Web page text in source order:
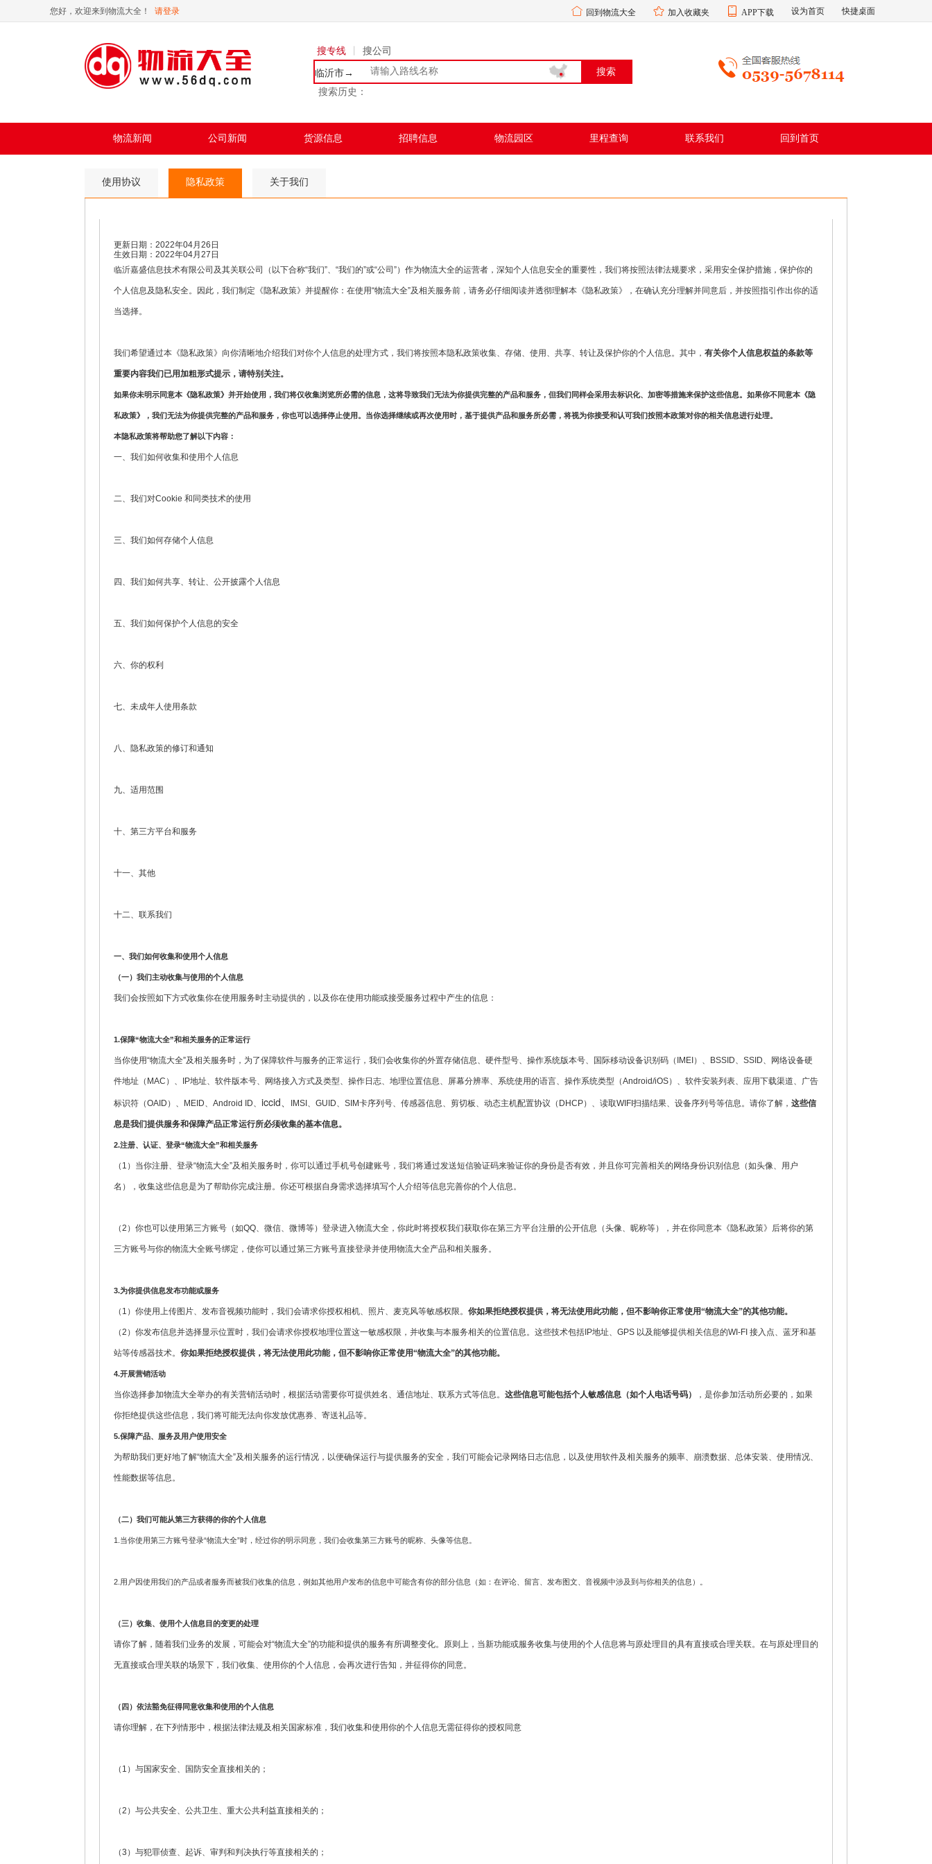
您好，欢迎来到物流大全！ 请登录 回到物流大全 加入收藏夹 APP下载 设为首页 快捷桌面
搜专线 搜公司
临沂市→
搜索历史：
物流新闻 公司新闻 货源信息 招聘信息 物流园区 里程查询 联系我们 回到首页
使用协议 隐私政策 关于我们
更新日期：2022年04月26日
生效日期：2022年04月27日
临沂嘉盛信息技术有限公司及其关联公司（以下合称“我们”、“我们的”或“公司”）作为物流大全的运营者，深知个人信息安全的重要性，我们将按照法律法规要求，采用安全保护措施，保护你的
个人信息及隐私安全。因此，我们制定《隐私政策》并提醒你：在使用“物流大全”及相关服务前，请务必仔细阅读并透彻理解本《隐私政策》，在确认充分理解并同意后，并按照指引作出你的适
当选择。
我们希望通过本《隐私政策》向你清晰地介绍我们对你个人信息的处理方式，我们将按照本隐私政策收集、存储、使用、共享、转让及保护你的个人信息。其中， 有关你个人信息权益的条款等
重要内容我们已用加粗形式提示，请特别关注。
如果你未明示同意本《隐私政策》并开始使用，我们将仅收集浏览所必需的信息，这将导致我们无法为你提供完整的产品和服务，但我们同样会采用去标识化、加密等措施来保护这些信息。如果你不同意本《隐
私政策》，我们无法为你提供完整的产品和服务，你也可以选择停止使用。当你选择继续或再次使用时，基于提供产品和服务所必需，将视为你接受和认可我们按照本政策对你的相关信息进行处理。
本隐私政策将帮助您了解以下内容：
一、我们如何收集和使用个人信息
二、我们对Cookie 和同类技术的使用
三、我们如何存储个人信息
四、我们如何共享、转让、公开披露个人信息
五、我们如何保护个人信息的安全
六、你的权利
七、未成年人使用条款
八、隐私政策的修订和通知
九、适用范围
十、第三方平台和服务
十一、其他
十二、联系我们
一、我们如何收集和使用个人信息
（一）我们主动收集与使用的个人信息
我们会按照如下方式收集你在使用服务时主动提供的，以及你在使用功能或接受服务过程中产生的信息：
1.保障“物流大全”和相关服务的正常运行
当你使用“物流大全”及相关服务时，为了保障软件与服务的正常运行，我们会收集你的外置存储信息、硬件型号、操作系统版本号、国际移动设备识别码（IMEI）、BSSID、SSID、网络设备硬
件地址（MAC）、IP地址、软件版本号、网络接入方式及类型、操作日志、地理位置信息、屏幕分辨率、系统使用的语言、操作系统类型（Android/iOS）、软件安装列表、应用下载渠道、广告
标识符（OAID）、MEID、Android ID、 iccid、 IMSI、GUID、SIM卡序列号、传感器信息、剪切板、动态主机配置协议（DHCP）、读取WIFI扫描结果、设备序列号等信息。请你了解， 这些信
息是我们提供服务和保障产品正常运行所必须收集的基本信息。
2.注册、认证、登录“物流大全”和相关服务
（1）当你注册、登录“物流大全”及相关服务时，你可以通过手机号创建账号，我们将通过发送短信验证码来验证你的身份是否有效，并且你可完善相关的网络身份识别信息（如头像、用户
名），收集这些信息是为了帮助你完成注册。你还可根据自身需求选择填写个人介绍等信息完善你的个人信息。
（2）你也可以使用第三方账号（如QQ、微信、微博等）登录进入物流大全，你此时将授权我们获取你在第三方平台注册的公开信息（头像、昵称等），并在你同意本《隐私政策》后将你的第
三方账号与你的物流大全账号绑定，使你可以通过第三方账号直接登录并使用物流大全产品和相关服务。
3.为你提供信息发布功能或服务
（1）你使用上传图片、发布音视频功能时，我们会请求你授权相机、照片、麦克风等敏感权限。 你如果拒绝授权提供，将无法使用此功能，但不影响你正常使用“物流大全”的其他功能。
（2）你发布信息并选择显示位置时，我们会请求你授权地理位置这一敏感权限，并收集与本服务相关的位置信息。这些技术包括IP地址、GPS 以及能够提供相关信息的WI-FI 接入点、蓝牙和基
站等传感器技术。 你如果拒绝授权提供，将无法使用此功能，但不影响你正常使用“物流大全”的其他功能。
4.开展营销活动
当你选择参加物流大全举办的有关营销活动时，根据活动需要你可提供姓名、通信地址、联系方式等信息。 这些信息可能包括个人敏感信息（如个人电话号码） ，是你参加活动所必要的，如果
你拒绝提供这些信息，我们将可能无法向你发放优惠券、寄送礼品等。
5.保障产品、服务及用户使用安全
为帮助我们更好地了解“物流大全”及相关服务的运行情况，以便确保运行与提供服务的安全，我们可能会记录网络日志信息，以及使用软件及相关服务的频率、崩溃数据、总体安装、使用情况、
性能数据等信息。
（二）我们可能从第三方获得的你的个人信息
1.当你使用第三方账号登录“物流大全”时，经过你的明示同意，我们会收集第三方账号的昵称、头像等信息。
2.用户因使用我们的产品或者服务而被我们收集的信息，例如其他用户发布的信息中可能含有你的部分信息（如：在评论、留言、发布图文、音视频中涉及到与你相关的信息）。
（三）收集、使用个人信息目的变更的处理
请你了解，随着我们业务的发展，可能会对“物流大全”的功能和提供的服务有所调整变化。原则上，当新功能或服务收集与使用的个人信息将与原处理目的具有直接或合理关联。在与原处理目的
无直接或合理关联的场景下，我们收集、使用你的个人信息，会再次进行告知，并征得你的同意。
（四）依法豁免征得同意收集和使用的个人信息
请你理解，在下列情形中，根据法律法规及相关国家标准，我们收集和使用你的个人信息无需征得你的授权同意
（1）与国家安全、国防安全直接相关的；
（2）与公共安全、公共卫生、重大公共利益直接相关的；
（3）与犯罪侦查、起诉、审判和判决执行等直接相关的；